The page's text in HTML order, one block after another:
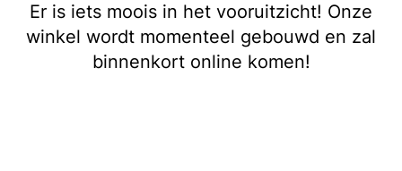
Er is iets moois in het vooruitzicht! Onze
winkel wordt momenteel gebouwd en zal
binnenkort online komen!